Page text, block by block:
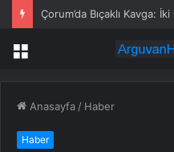
Çorum’da Bıçaklı Kavga: İki
Menü
Anasayfa / Haber
Haber